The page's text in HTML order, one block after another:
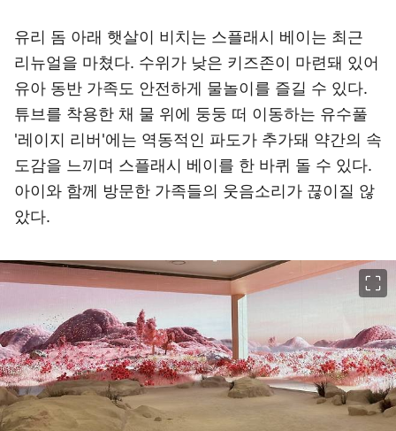
유리 돔 아래 햇살이 비치는 스플래시 베이는 최근
리뉴얼을 마쳤다. 수위가 낮은 키즈존이 마련돼 있어
유아 동반 가족도 안전하게 물놀이를 즐길 수 있다.
튜브를 착용한 채 물 위에 둥둥 떠 이동하는 유수풀
'레이지 리버'에는 역동적인 파도가 추가돼 약간의 속
도감을 느끼며 스플래시 베이를 한 바퀴 돌 수 있다.
아이와 함께 방문한 가족들의 웃음소리가 끊이질 않
았다.